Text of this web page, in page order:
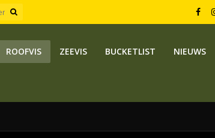
ROOFVIS ZEEVIS BUCKETLIST NIEUWS